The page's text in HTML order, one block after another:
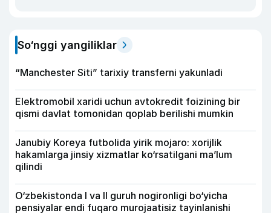
So‘nggi yangiliklar
“Manchester Siti” tarixiy transferni yakunladi
Elektromobil xaridi uchun avtokredit foizining bir
qismi davlat tomonidan qoplab berilishi mumkin
Janubiy Koreya futbolida yirik mojaro: xorijlik
hakamlarga jinsiy xizmatlar ko‘rsatilgani ma’lum
qilindi
O‘zbekistonda I va II guruh nogironligi bo‘yicha
pensiyalar endi fuqaro murojaatisiz tayinlanishi